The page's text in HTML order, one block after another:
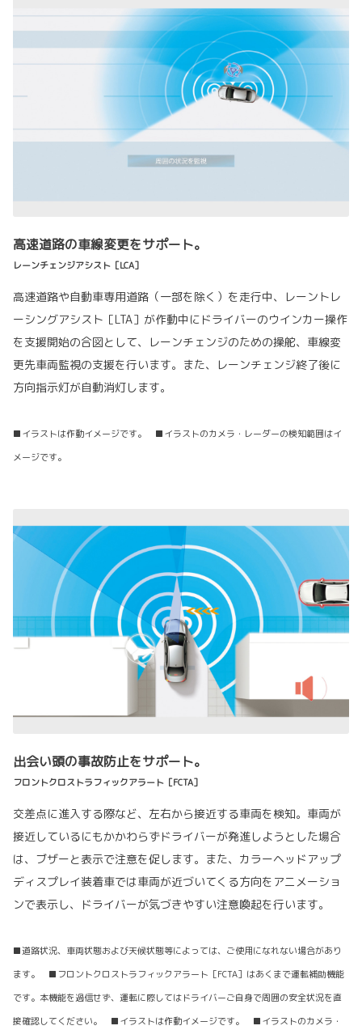
高速道路の車線変更をサポート。
レーンチェンジアシスト［LCA］
高速道路や自動車専用道路（一部を除く）を走行中、レーントレ
ーシングアシスト［LTA］が作動中にドライバーのウインカー操作
を支援開始の合図として、レーンチェンジのための操舵、車線変
更先車両監視の支援を行います。また、レーンチェンジ終了後に
方向指示灯が自動消灯します。
■イラストは作動イメージです。 ■イラストのカメラ・レーダーの検知範囲はイ
メージです。
出会い頭の事故防止をサポート。
フロントクロストラフィックアラート［FCTA］
交差点に進入する際など、左右から接近する車両を検知。車両が
接近しているにもかかわらずドライバーが発進しようとした場合
は、ブザーと表示で注意を促します。また、カラーヘッドアップ
ディスプレイ装着車では車両が近づいてくる方向をアニメーショ
ンで表示し、ドライバーが気づきやすい注意喚起を行います。
■道路状況、車両状態および天候状態等によっては、ご使用になれない場合があり
ます。 ■フロントクロストラフィックアラート［FCTA］はあくまで運転補助機能
です。本機能を過信せず、運転に際してはドライバーご自身で周囲の安全状況を直
接確認してください。 ■イラストは作動イメージです。 ■イラストのカメラ・